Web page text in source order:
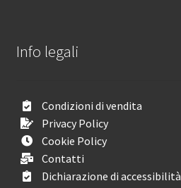
Info legali
Condizioni di vendita
Privacy Policy
Cookie Policy
Contatti
Dichiarazione di accessibilità